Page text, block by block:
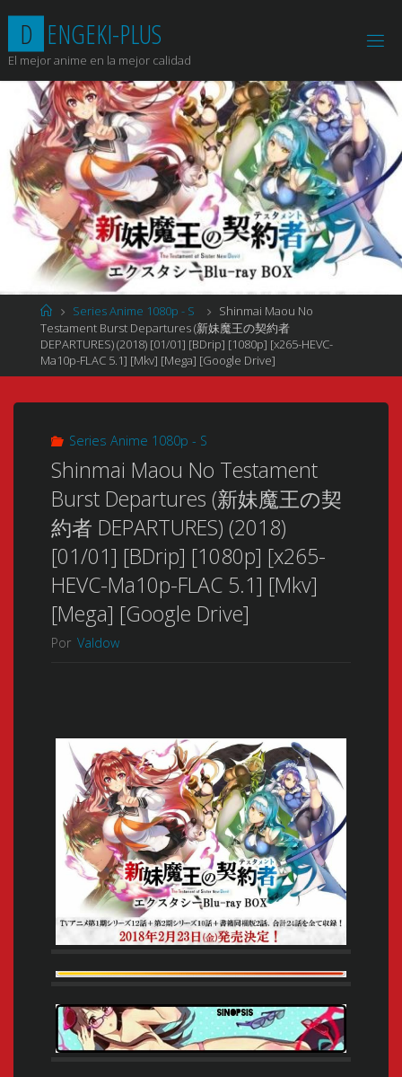
contenido
D ENGEKI-PLUS
El mejor anime en la mejor calidad
Página
de
Inicio
Series Anime 1080p - S
Shinmai Maou No
Testament Burst Departures (新妹魔王の契約者
DEPARTURES) (2018) [01/01] [BDrip] [1080p] [x265-HEVC-
Ma10p-FLAC 5.1] [Mkv] [Mega] [Google Drive]
Series Anime 1080p - S
Shinmai Maou No Testament
Burst Departures (新妹魔王の契
約者 DEPARTURES) (2018)
[01/01] [BDrip] [1080p] [x265-
HEVC-Ma10p-FLAC 5.1] [Mkv]
[Mega] [Google Drive]
Por Valdow